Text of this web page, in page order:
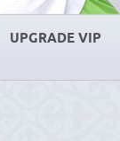
UPGRADE VIP